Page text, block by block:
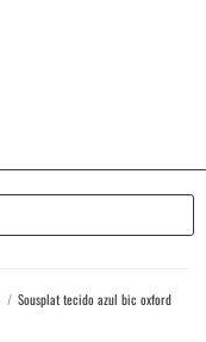
/ Sousplat tecido azul bic oxford